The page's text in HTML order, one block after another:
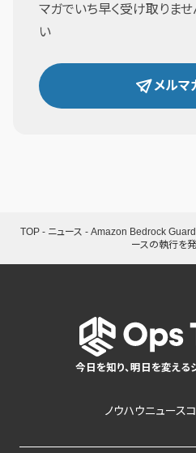
マガでいち早く受け取りま
い
メルマ
TOP- ニュース - Amazon Bedrock
ースの執行を
今日を知り、明日を変える
ノウハウニュース